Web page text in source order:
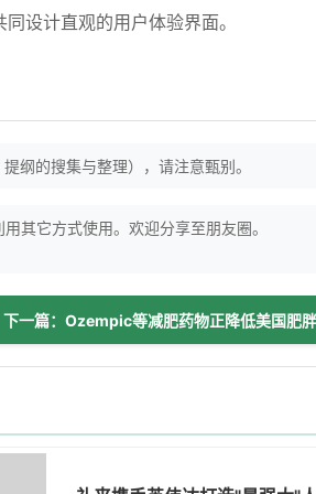
设计直观的用户体验界面。
纲的搜集与整理），请注意甄别。
其它方式使用。欢迎分享至朋友圈。